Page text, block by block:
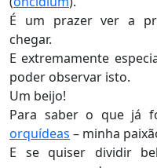
É um prazer ver a
chegar.
E extremamente
poder observar isto.
Um beijo!
Para saber o que já
orquídeas – minha
E se quiser dividir